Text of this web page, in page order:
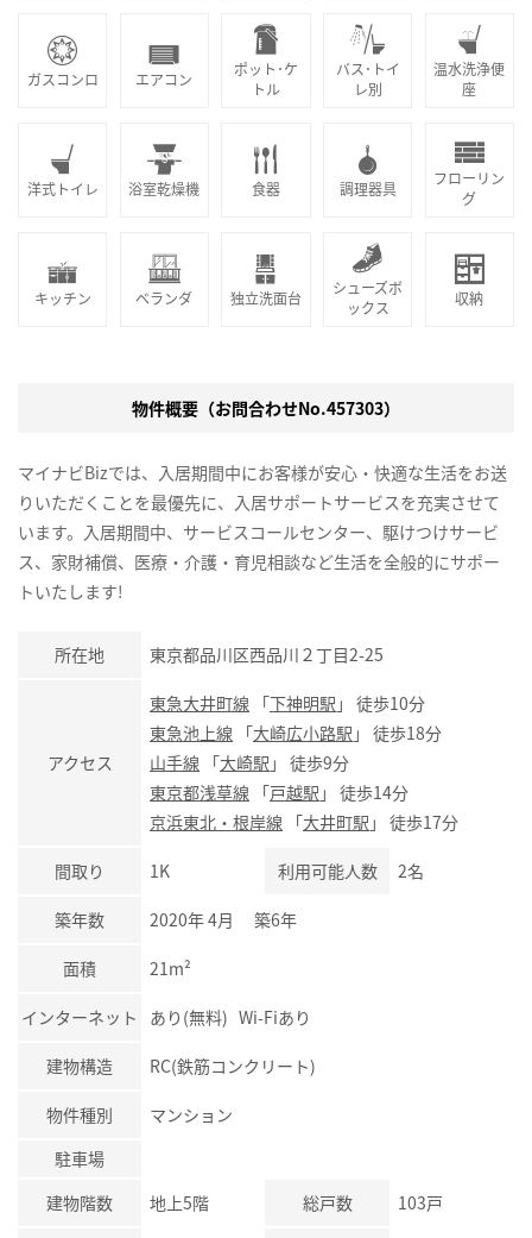
ガスコンロ エアコン
ポット･ケ
トル
バス･トイ
レ別
温水洗浄便
座
洋式トイレ 浴室乾燥機 食器 調理器具
フローリン
グ
キッチン ベランダ 独立洗面台
シューズボ
ックス
収納
物件概要（お問合わせNo.457303）
マイナビBizでは、入居期間中にお客様が安心・快適な生活をお送
りいただくことを最優先に、入居サポートサービスを充実させて
います。入居期間中、サービスコールセンター、駆けつけサービ
ス、家財補償、医療・介護・育児相談など生活を全般的にサポー
トいたします!
所在地 東京都品川区西品川２丁目2-25
アクセス
東急大井町線 「下神明駅 」 徒歩10分
東急池上線 「大崎広小路駅 」 徒歩18分
山手線 「大崎駅 」 徒歩9分
東京都浅草線 「戸越駅 」 徒歩14分
京浜東北・根岸線 「大井町駅 」 徒歩17分
間取り 1K 利用可能人数 2名
築年数 2020年 4月 築6年
面積 21m²
インターネット あり(無料) Wi-Fiあり
建物構造 RC(鉄筋コンクリート)
物件種別
マンション
駐車場
建物階数
地上5階 総戸数 103戸